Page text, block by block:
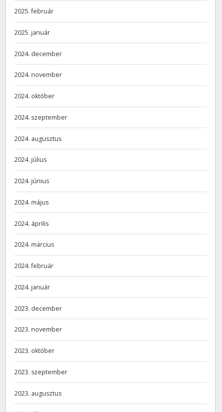
2025. február
2025. január
2024. december
2024. november
2024. október
2024. szeptember
2024. augusztus
2024. július
2024. június
2024. május
2024. április
2024. március
2024. február
2024. január
2023. december
2023. november
2023. október
2023. szeptember
2023. augusztus